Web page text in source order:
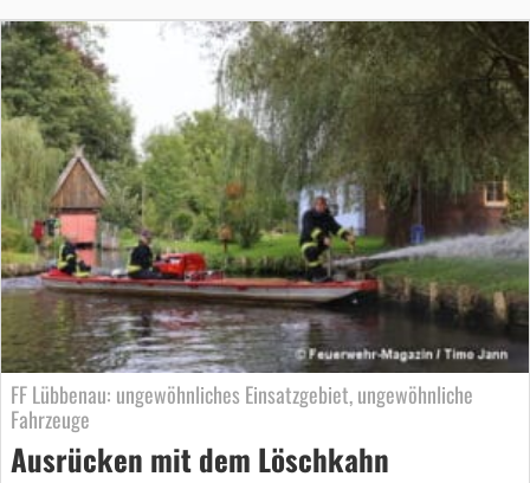
FF Lübbenau: ungewöhnliches Einsatzgebiet, ungewöhnliche
Fahrzeuge
Ausrücken mit dem Löschkahn